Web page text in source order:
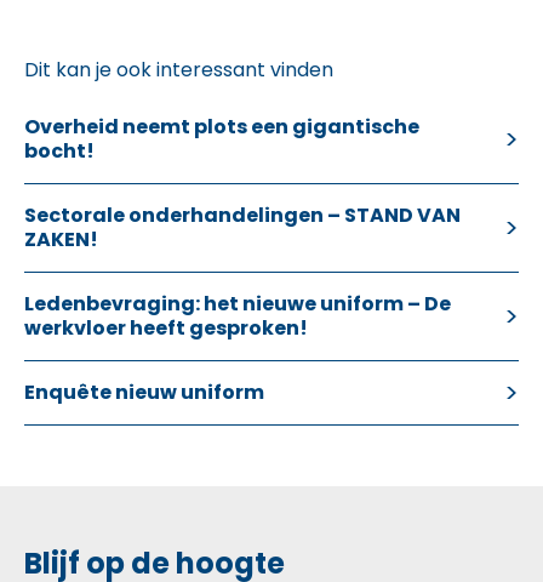
Dit kan je ook interessant vinden
Overheid neemt plots een gigantische
bocht!
Sectorale onderhandelingen – STAND VAN
ZAKEN!
Ledenbevraging: het nieuwe uniform – De
werkvloer heeft gesproken!
Enquête nieuw uniform
Blijf op de hoogte